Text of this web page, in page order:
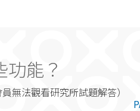
能？
無法觀看研究所試題解答）